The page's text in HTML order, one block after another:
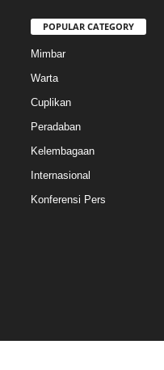
POPULAR CATEGORY
Mimbar
Warta
Cuplikan
Peradaban
Kelembagaan
Internasional
Konferensi Pers